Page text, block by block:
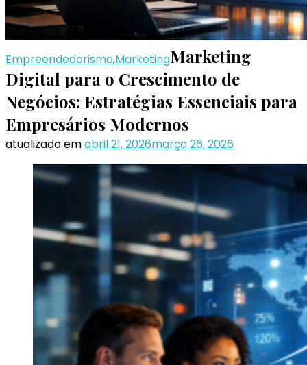
Empreendedorismo,MarketingMarketing
Digital para o Crescimento de
Negócios: Estratégias Essenciais para
Empresários Modernos
atualizado emabril 21, 2026março 26, 2026